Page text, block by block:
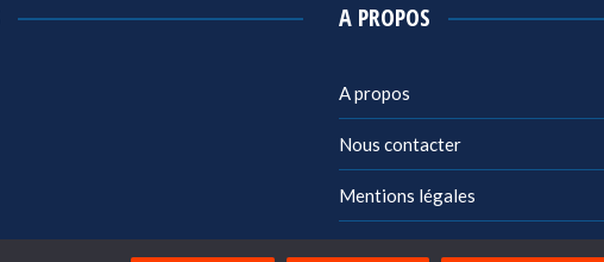
A PROPOS
A propos
Nous contacter
Mentions légales
Politique de confidentialité